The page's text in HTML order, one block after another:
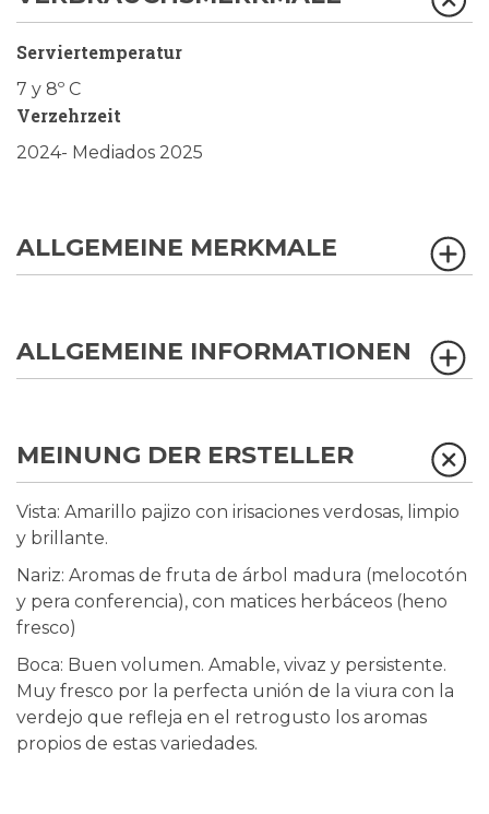
Serviertemperatur
7 y 8º C
Verzehrzeit
2024- Mediados 2025
ALLGEMEINE MERKMALE
ALLGEMEINE INFORMATIONEN
MEINUNG DER ERSTELLER
Vista: Amarillo pajizo con irisaciones verdosas, limpio
y brillante.
Nariz: Aromas de fruta de árbol madura (melocotón
y pera conferencia), con matices herbáceos (heno
fresco)
Boca: Buen volumen. Amable, vivaz y persistente.
Muy fresco por la perfecta unión de la viura con la
verdejo que refleja en el retrogusto los aromas
propios de estas variedades.